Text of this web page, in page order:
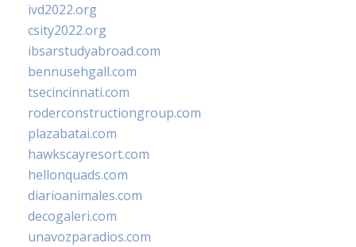
ivd2022.org
csity2022.org
ibsarstudyabroad.com
bennusehgall.com
tsecincinnati.com
roderconstructiongroup.com
plazabatai.com
hawkscayresort.com
hellonquads.com
diarioanimales.com
decogaleri.com
unavozparadios.com